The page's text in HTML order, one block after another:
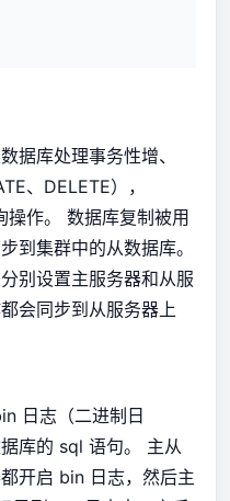
据库处理事务性增、
、DELETE），
作。 数据库复制被用
到集群中的从数据库。
别设置主服务器和从服
会同步到从服务器上
日志（二进制日
库的 sql 语句。 主从
开启 bin 日志，然后主